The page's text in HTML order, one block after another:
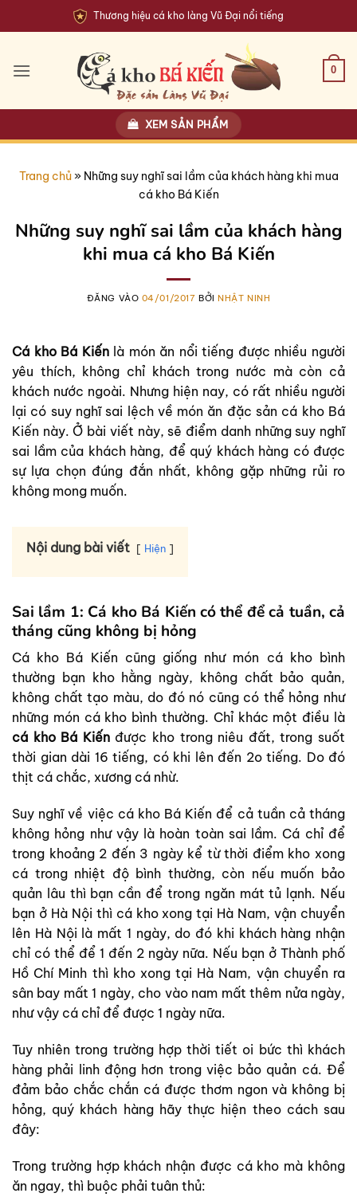
qua
dung
Thương hiệu cá kho làng Vũ Đại nổi tiếng
0
XEM SẢN PHẨM
Trang chủ» Những suy nghĩ sai lầm của khách hàng khi mua
cá kho Bá Kiến
Những suy nghĩ sai lầm của khách hàng
khi mua cá kho Bá Kiến
ĐĂNG VÀO 04/01/2017 BỞINHẬT NINH
Cá kho Bá Kiếnlà món ăn nổi tiếng được nhiều người
yêu thích, không chỉ khách trong nước mà còn cả
khách nước ngoài. Nhưng hiện nay, có rất nhiều người
lại có suy nghĩ sai lệch về món ăn đặc sản cá kho Bá
Kiến này. Ở bài viết này, sẽ điểm danh những suy nghĩ
sai lầm của khách hàng, để quý khách hàng có được
sự lựa chọn đúng đắn nhất, không gặp những rủi ro
không mong muốn.
Nội dung bài viết Hiện
Sai lầm 1: Cá kho Bá Kiến có thể để cả tuần, cả
tháng cũng không bị hỏng
Cá kho Bá Kiến cũng giống như món cá kho bình
thường bạn kho hằng ngày, không chất bảo quản,
không chất tạo màu, do đó nó cũng có thể hỏng như
những món cá kho bình thường. Chỉ khác một điều là
cá kho Bá Kiếnđược kho trong niêu đất, trong suốt
thời gian dài 16 tiếng, có khi lên đến 2o tiếng. Do đó
thịt cá chắc, xương cá nhừ.
Suy nghĩ về việc cá kho Bá Kiến để cả tuần cả tháng
không hỏng như vậy là hoàn toàn sai lầm. Cá chỉ để
trong khoảng 2 đến 3 ngày kể từ thời điểm kho xong
cá trong nhiệt độ bình thường, còn nếu muốn bảo
quản lâu thì bạn cần để trong ngăn mát tủ lạnh. Nếu
bạn ở Hà Nội thì cá kho xong tại Hà Nam, vận chuyển
lên Hà Nội là mất 1 ngày, do đó khi khách hàng nhận
chỉ có thể để 1 đến 2 ngày nữa. Nếu bạn ở Thành phố
Hồ Chí Minh thì kho xong tại Hà Nam, vận chuyển ra
sân bay mất 1 ngày, cho vào nam mất thêm nửa ngày,
như vậy cá chỉ để được 1 ngày nữa.
Tuy nhiên trong trường hợp thời tiết oi bức thì khách
hàng phải linh động hơn trong việc bảo quản cá. Để
đảm bảo chắc chắn cá được thơm ngon và không bị
hỏng, quý khách hàng hãy thực hiện theo cách sau
đây:
Trong trường hợp khách nhận được cá kho mà không
ăn ngay, thì buộc phải tuân thủ: